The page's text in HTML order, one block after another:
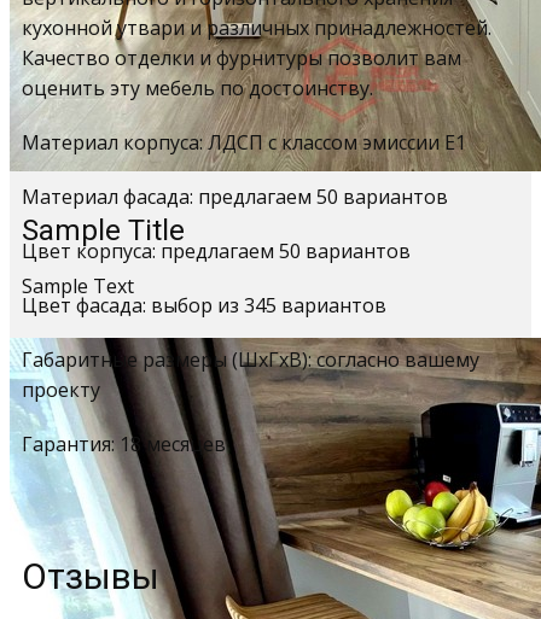
Sample Title
Sample Text
кухонной утвари и различных принадлежностей.
Качество отделки и фурнитуры позволит вам
оценить эту мебель по достоинству.
Материал корпуса: ЛДСП с классом эмиссии Е1
Материал фасада: предлагаем 50 вариантов
Цвет корпуса: предлагаем 50 вариантов
Цвет фасада: выбор из 345 вариантов
Габаритные размеры (ШхГхВ): согласно вашему
проекту
Гарантия: 18 месяцев
Отзывы